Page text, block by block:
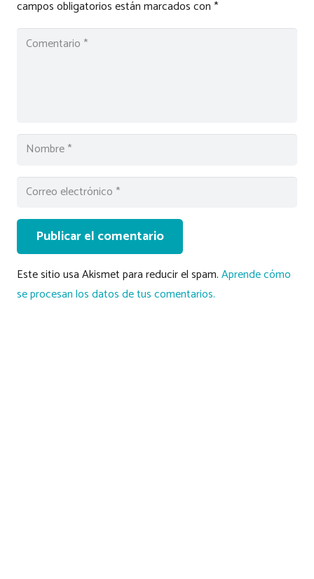
campos obligatorios están marcados con*
Publicar el comentario
Este sitio usa Akismet para reducir el spam.Aprende cómo
se procesan los datos de tus comentarios.